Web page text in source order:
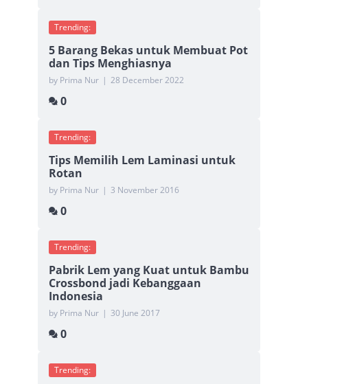
Trending:
5 Barang Bekas untuk Membuat Pot
dan Tips Menghiasnya
by Prima Nur | 28 December 2022
0
Trending:
Tips Memilih Lem Laminasi untuk
Rotan
by Prima Nur | 3 November 2016
0
Trending:
Pabrik Lem yang Kuat untuk Bambu
Crossbond jadi Kebanggaan
Indonesia
by Prima Nur | 30 June 2017
0
Trending: